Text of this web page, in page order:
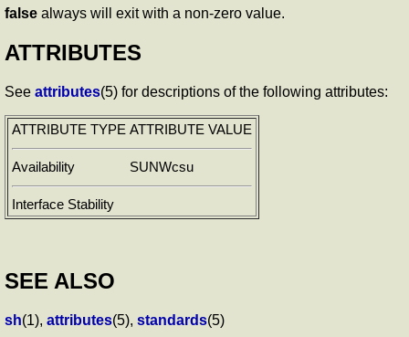
false always will exit with a non-zero value.
ATTRIBUTES
See attributes(5) for descriptions of the following attributes:
ATTRIBUTE TYPE ATTRIBUTE VALUE
Availability SUNWcsu
Interface Stability
SEE ALSO
sh(1), attributes(5), standards(5)